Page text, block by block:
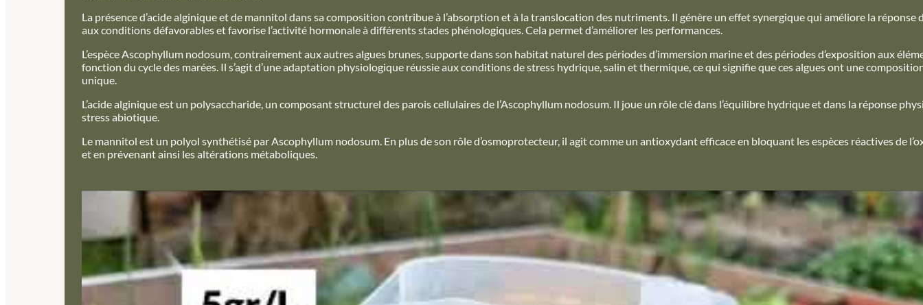
La présence d’acide alginique et de mannitol dans sa composition contribue à l’absorption et à la translocation des nutriments. Il génère un effet synergique qui améliore la réponse
aux conditions défavorables et favorise l’activité hormonale à différents stades phénologiques. Cela permet d’améliorer les performances.
L’espèce Ascophyllum nodosum, contrairement aux autres algues brunes, supporte dans son habitat naturel des périodes d’immersion marine et des périodes d’exposition aux
fonction du cycle des marées. Il s’agit d’une adaptation physiologique réussie aux conditions de stress hydrique, salin et thermique, ce qui signifie que ces algues ont une
unique.
L’acide alginique est un polysaccharide, un composant structurel des parois cellulaires de l’Ascophyllum nodosum. Il joue un rôle clé dans l’équilibre hydrique et dans la réponse
stress abiotique.
Le mannitol est un polyol synthétisé par Ascophyllum nodosum. En plus de son rôle d’osmoprotecteur, il agit comme un antioxydant efficace en bloquant les espèces réactives de
et en prévenant ainsi les altérations métaboliques.